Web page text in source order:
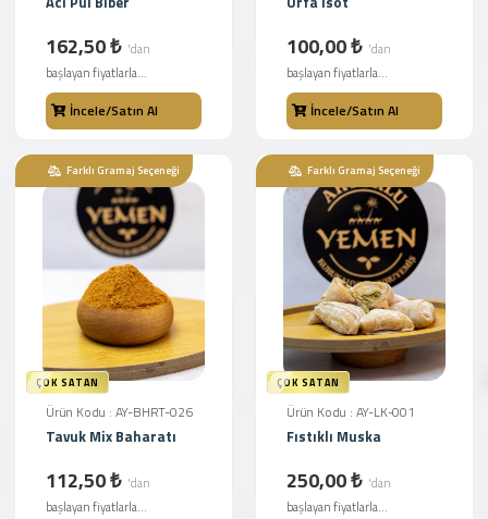
162,50 ₺ 'dan
başlayan fiyatlarla...
İncele/Satın Al
100,00 ₺ 'dan
başlayan fiyatlarla...
İncele/Satın Al
ÇOK SATAN
Farklı Gramaj Seçeneği
Ürün Kodu : AY-BHRT-026
Tavuk Mix Baharatı
112,50 ₺ 'dan
başlayan fiyatlarla...
ÇOK SATAN
Farklı Gramaj Seçeneği
Ürün Kodu : AY-LK-001
Fıstıklı Muska
250,00 ₺ 'dan
başlayan fiyatlarla...